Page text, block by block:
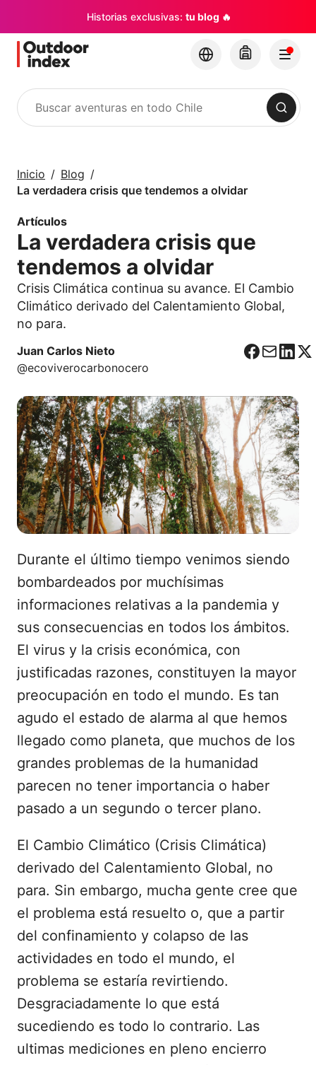
Historias exclusivas: tu blog 🔥
Buscar
Inicio
Blog
La verdadera crisis que tendemos a olvidar
Artículos
La verdadera crisis que
tendemos a olvidar
Crisis Climática continua su avance. El Cambio
Climático derivado del Calentamiento Global,
no para.
Juan Carlos Nieto
@ecoviverocarbonocero
F
c
e
b
o
o
k
C
r
r
e
o
L
n
k
e
d
I
n
X
Durante el último tiempo venimos siendo
bombardeados por muchísimas
informaciones relativas a la pandemia y
sus consecuencias en todos los ámbitos.
El virus y la crisis económica, con
justificadas razones, constituyen la mayor
preocupación en todo el mundo. Es tan
agudo el estado de alarma al que hemos
llegado como planeta, que muchos de los
grandes problemas de la humanidad
parecen no tener importancia o haber
pasado a un segundo o tercer plano.
El Cambio Climático (Crisis Climática)
derivado del Calentamiento Global, no
para. Sin embargo, mucha gente cree que
el problema está resuelto o, que a partir
del confinamiento y colapso de las
actividades en todo el mundo, el
problema se estaría revirtiendo.
Desgraciadamente lo que está
sucediendo es todo lo contrario. Las
ultimas mediciones en pleno encierro
rincones con
Outdoor Index